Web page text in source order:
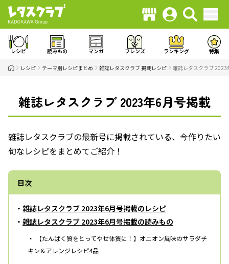
レシピ 読みもの マンガ フレンズ ランキング 特集
レシピ テーマ別レシピまとめ 雑誌レタスクラブ 掲載レシピ 雑誌レタスクラブ 2023
雑誌レタスクラブ 2023年6月号掲載
雑誌レタスクラブの最新号に掲載されている、今作りたい
旬なレシピをまとめてご紹介！
目次
・ 雑誌レタスクラブ 2023年6月号掲載のレシピ
・ 雑誌レタスクラブ 2023年6月号掲載の読みもの
・
【たんぱく質をとってやせ体質に！】オニオン風味のサラダチ
キン＆アレンジレシピ4品